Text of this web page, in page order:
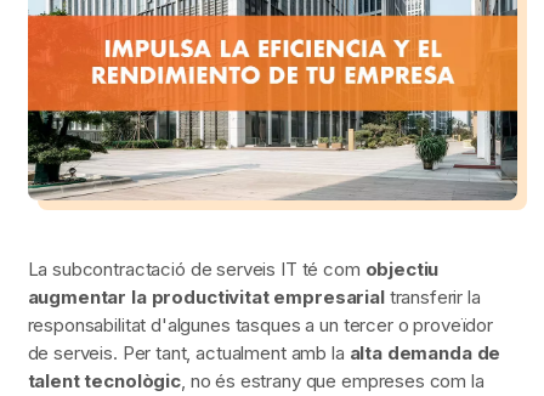
La subcontractació de serveis IT té com objectiu
augmentar la productivitat empresarial transferir la
responsabilitat d'algunes tasques a un tercer o proveïdor
de serveis. Per tant, actualment amb la alta demanda de
talent tecnològic, no és estrany que empreses com la